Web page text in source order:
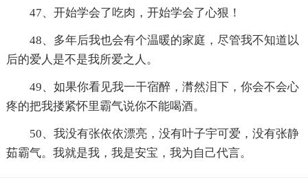
47、开始学会了吃肉，开始学会了心狠！
48、多年后我也会有个温暖的家庭，尽管我不知道以
后的爱人是不是我所爱之人。
49、如果你看见我一干宿醉，潸然泪下，你会不会心
疼的把我搂紧怀里霸气说你不能喝酒。
50、我没有张依依漂亮，没有叶子宇可爱，没有张静
茹霸气。我就是我，我是安宝，我为自己代言。